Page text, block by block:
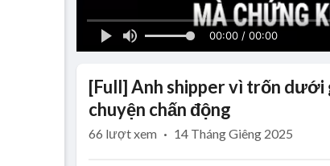
00:00 / 00:00
[Full] Anh shipper vì trốn dưới
chuyện chấn động
66 lượt xem · 14 Tháng Giêng 2025